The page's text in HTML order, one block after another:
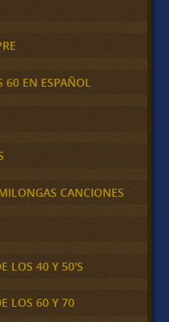
60 EN ESPAÑOL
CANCIONES
LOS 40 Y 50'S
LOS 60 Y 70